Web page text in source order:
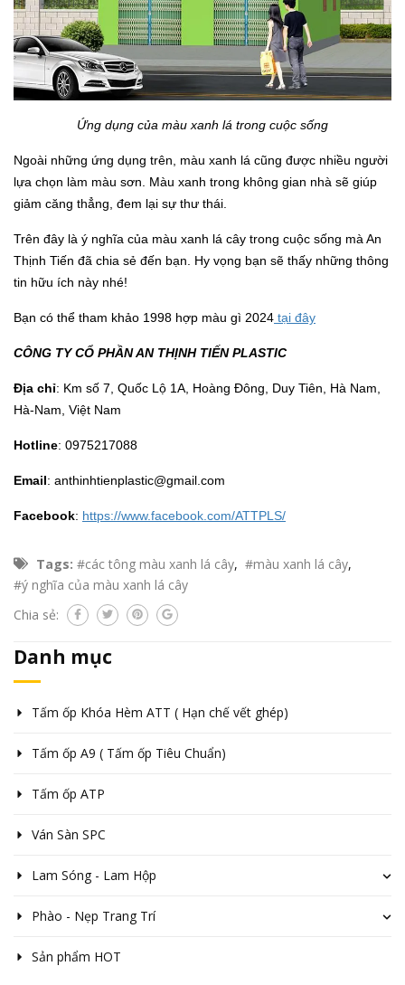
Ứng dụng của màu xanh lá trong cuộc sống
Ngoài những ứng dụng trên, màu xanh lá cũng được nhiều người
lựa chọn làm màu sơn. Màu xanh trong không gian nhà sẽ giúp
giảm căng thẳng, đem lại sự thư thái.
Trên đây là ý nghĩa của màu xanh lá cây trong cuộc sống mà An
Thịnh Tiến đã chia sẻ đến bạn. Hy vọng bạn sẽ thấy những thông
tin hữu ích này nhé!
Bạn có thể tham khảo 1998 hợp màu gì 2024 tại đây
CÔNG TY CỔ PHẦN AN THỊNH TIẾN PLASTIC
Địa chỉ: Km số 7, Quốc Lộ 1A, Hoàng Đông, Duy Tiên, Hà Nam,
Hà-Nam, Việt Nam
Hotline: 0975217088
Email: anthinhtienplastic@gmail.com
Facebook: https://www.facebook.com/ATTPLS/
Tags: #các tông màu xanh lá cây, #màu xanh lá cây,
#ý nghĩa của màu xanh lá cây
Chia sẻ:
Danh mục
Tấm ốp Khóa Hèm ATT ( Hạn chế vết ghép)
Tấm ốp A9 ( Tấm ốp Tiêu Chuẩn)
Tấm ốp ATP
Ván Sàn SPC
Lam Sóng - Lam Hộp
Phào - Nẹp Trang Trí
Sản phẩm HOT